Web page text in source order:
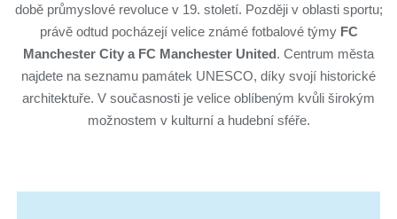
době průmyslové revoluce v 19. století. Později v oblasti sportu;
právě odtud pocházejí velice známé fotbalové týmy FC
Manchester City a FC Manchester United. Centrum města
najdete na seznamu památek UNESCO, díky svojí historické
architektuře. V současnosti je velice oblíbeným kvůli širokým
možnostem v kulturní a hudební sféře.